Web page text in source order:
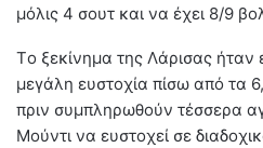
μόλις 4 σουτ και να έχει 8/9
Tο ξεκίνημα της Λάρισας
μεγάλη ευστοχία πίσω από τα
πριν συμπληρωθούν τέσσερα
Μούντι να ευστοχεί σε